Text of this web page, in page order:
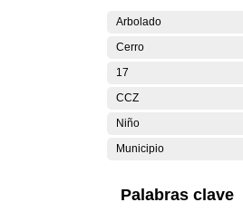
Arbolado
Cerro
17
CCZ
Niño
Municipio
Palabras clave